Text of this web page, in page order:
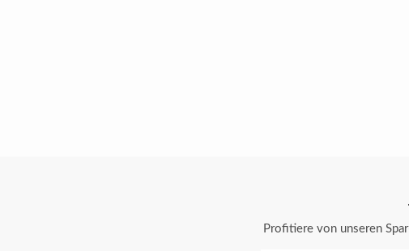
Profitiere von unseren